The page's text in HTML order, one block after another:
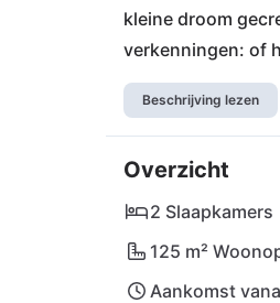
kleine droom
verkenningen: of
prachtige
overtuigt op alle
bereikbaar, ook
Beschrijving lezen
Overzicht
2 Slaapkamers
125 m²
Aankomst